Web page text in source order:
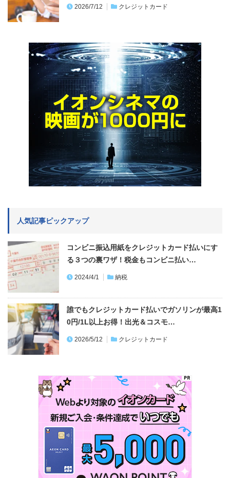
2026/7/12 クレジットカード
人気記事ピックアップ
コンビニ振込用紙をクレジットカード払いにす
る３つの裏ワザ！税金もコンビニ払い…
2024/4/1 納税
誰でもクレジットカード払いでガソリンが最高1
0円/1L以上お得！出光＆コスモ…
2026/5/12 クレジットカード